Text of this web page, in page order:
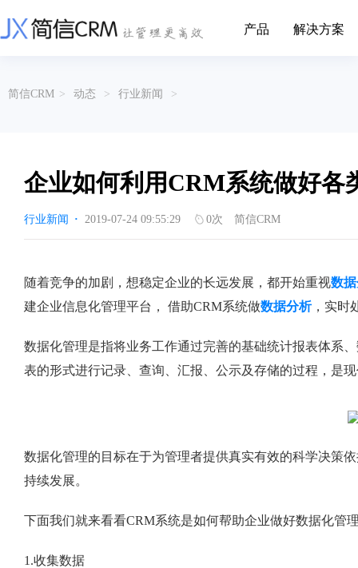
产品
营销云
从营销获客到商机转化的全流程管理
渠道云
融合分公司、经销商、总部伙伴管理
涵盖多种售前/后服务元素功能和接入
解决方案
挖现有客户价值以及开发更多新...
的现代化管理
传媒企业自身由于数字化传媒的发
展，对其内部控制建设和完善也是...
进装修行业往
互联网等相关信息技术的发展是支撑
互联网金融模式发展的基石，给...
通过数字化方
享受个性化的
帮助文档
以CRM产品为基础的功能点
关于简信
免责声明
简信CRM > 动态 > 行业新闻 >
企业如何利用CRM系统做好各
行业新闻 · 2019-07-24 09:55:29 0次 简信CRM
随着竞争的加剧，想稳定企业的长远发展，都开始重视数
建企业信息化管理平台， 借助CRM系统做数据分析，实时
数据化管理是指将业务工作通过完善的基础统计报表体系
表的形式进行记录、查询、汇报、公示及存储的过程，是
数据化管理的目标在于为管理者提供真实有效的科学决策
持续发展。
下面我们就来看看CRM系统是如何帮助企业做好数据化管
1.收集数据